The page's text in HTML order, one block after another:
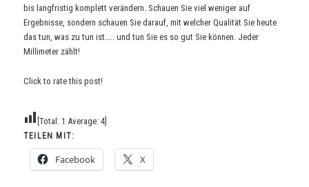
bis langfristig komplett verändern. Schauen Sie viel weniger auf
Ergebnisse, sondern schauen Sie darauf, mit welcher Qualität Sie heute
das tun, was zu tun ist….. und tun Sie es so gut Sie können. Jeder
Millimeter zählt!
Click to rate this post!
[Total:1 Average:4]
TEILEN MIT:
Facebook X